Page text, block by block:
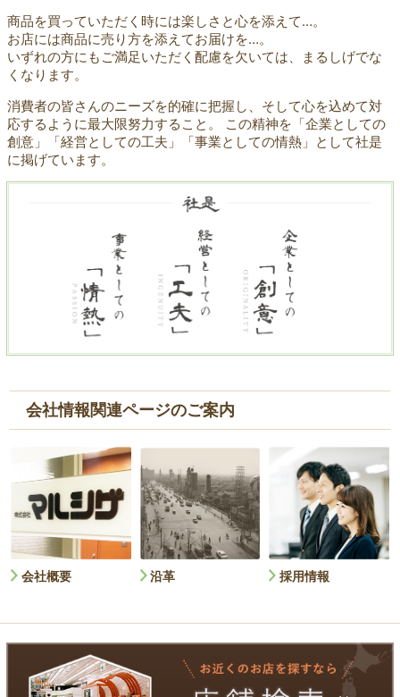
商品を買っていただく時には楽しさと心を添えて…。
お店には商品に売り方を添えてお届けを…。
いずれの方にもご満足いただく配慮を欠いては、まるしげでな
くなります。
消費者の皆さんのニーズを的確に把握し、そして心を込めて対
応するように最大限努力すること。 この精神を「企業としての
創意」「経営としての工夫」「事業としての情熱」として社是
に掲げています。
会社情報関連ページのご案内
会社概要 沿革 採用情報